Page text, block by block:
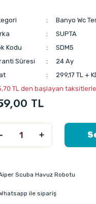
Banyo Wc
SUPTA
Kodu
SDM5
Süresi
24 Ay
299,17 TL +
TL den başlayan
TL